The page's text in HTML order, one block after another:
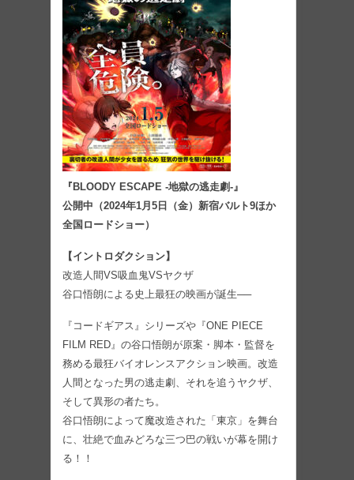
『BLOODY ESCAPE -地獄の逃走劇-』
公開中（2024年1月5日（金）新宿バルト9ほか
全国ロードショー）
【イントロダクション】
改造人間VS吸血鬼VSヤクザ
谷口悟朗による史上最狂の映画が誕生──
『コードギアス』シリーズや『ONE PIECE
FILM RED』の谷口悟朗が原案・脚本・監督を
務める最狂バイオレンスアクション映画。改造
人間となった男の逃走劇、それを追うヤクザ、
そして異形の者たち。
谷口悟朗によって魔改造された「東京」を舞台
に、壮絶で血みどろな三つ巴の戦いが幕を開け
る！！